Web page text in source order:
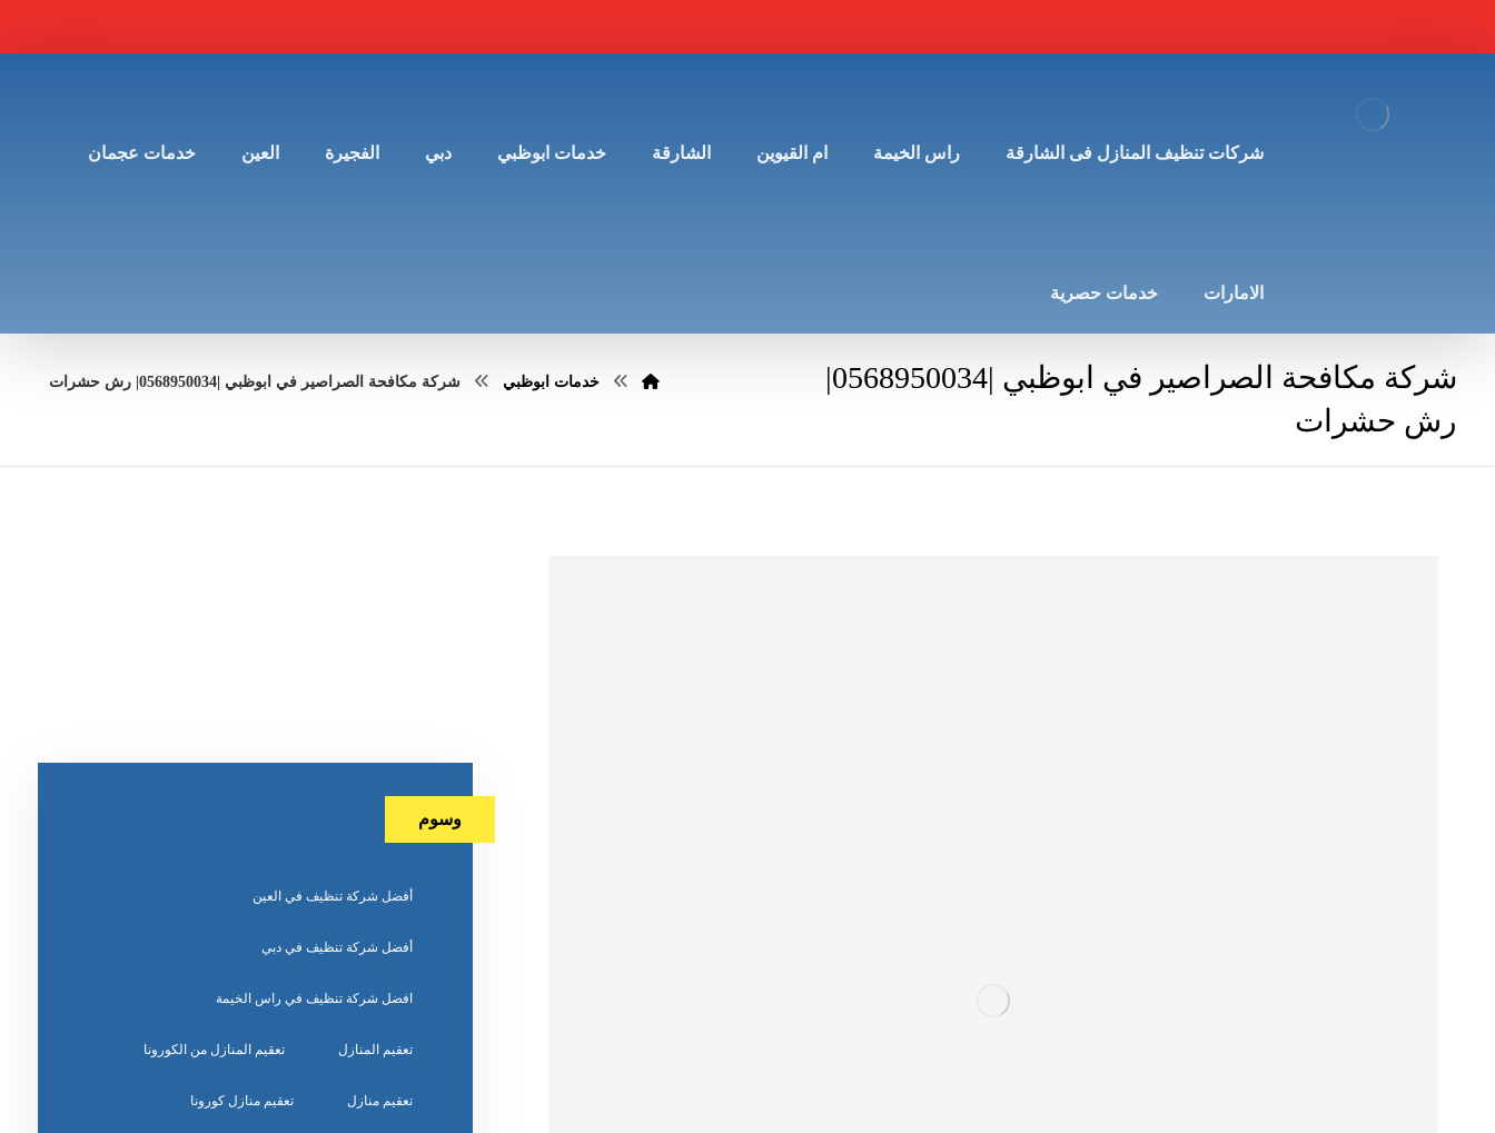
شركات تنظيف المنازل فى الشارقة راس الخيمة ام القيوين الشارقة خدمات ابوظبي دبي الفجيرة العين خدمات عجمان
الامارات خدمات حصرية
شركة مكافحة الصراصير في ابوظبي |0568950034|
رش حشرات
خدمات ابوظبي شركة مكافحة الصراصير في ابوظبي |0568950034| رش حشرات
وسوم
أفضل شركة تنظيف في العين
أفضل شركة تنظيف في دبي
افضل شركة تنظيف في راس الخيمة
تعقيم المنازل تعقيم المنازل من الكورونا
تعقيم منازل تعقيم منازل كورونا